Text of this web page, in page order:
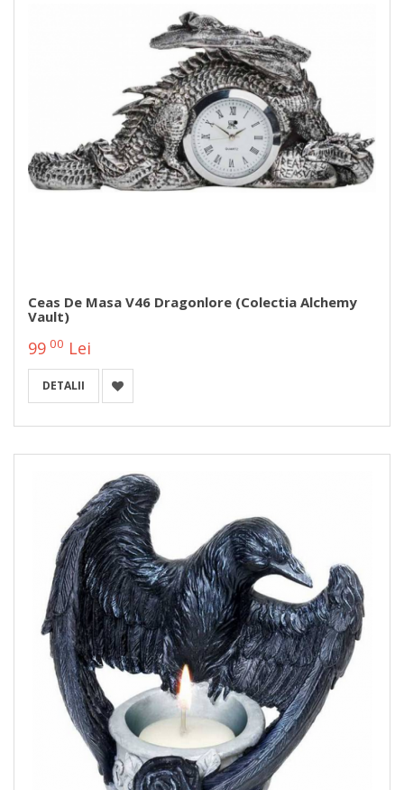
Ceas De Masa V46 Dragonlore (Colectia Alchemy
Vault)
99 00 Lei
DETALII